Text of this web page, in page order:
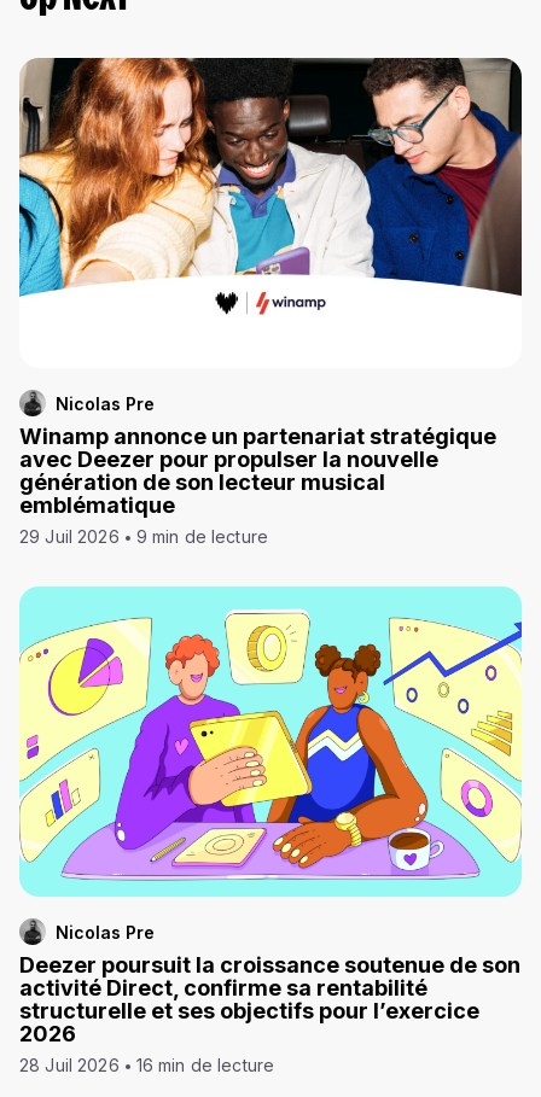
Nicolas Pre
Winamp annonce un partenariat stratégique
avec Deezer pour propulser la nouvelle
génération de son lecteur musical
emblématique
29 Juil 2026 9 min de lecture
Nicolas Pre
Deezer poursuit la croissance soutenue de son
activité Direct, confirme sa rentabilité
structurelle et ses objectifs pour l’exercice
2026
28 Juil 2026 16 min de lecture